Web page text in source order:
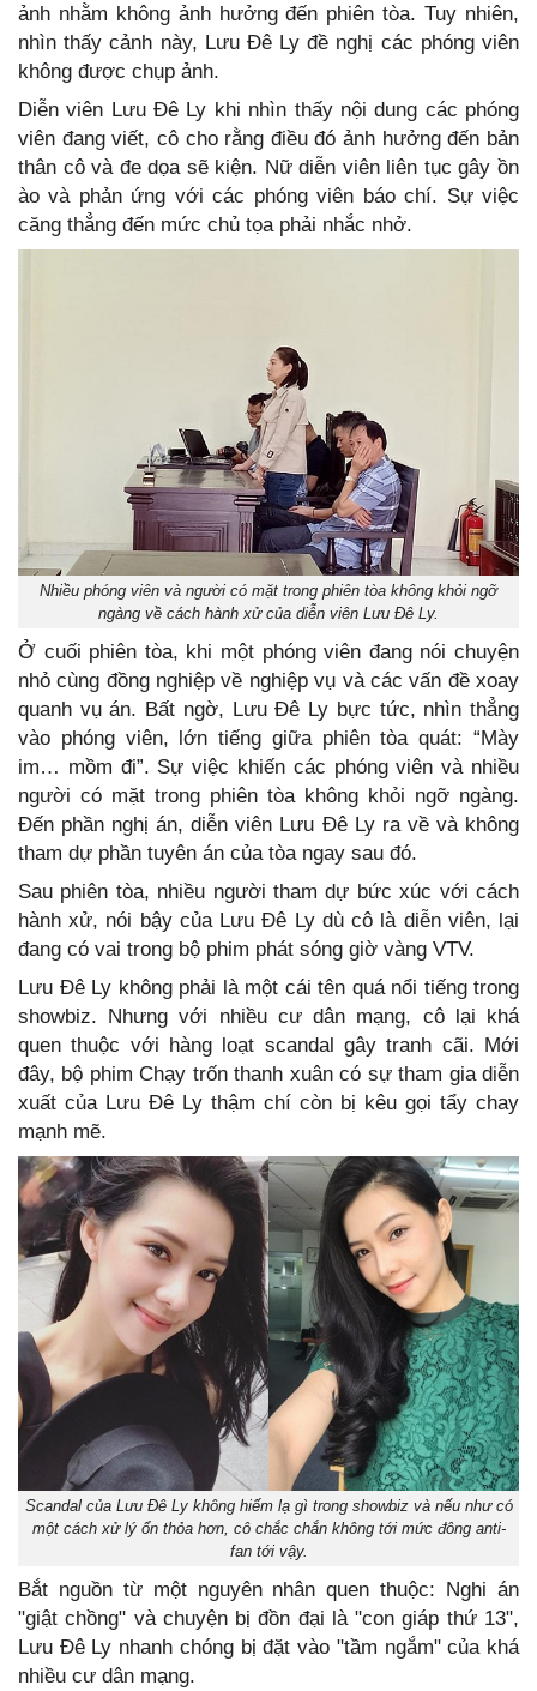
ảnh nhằm không ảnh hưởng đến phiên tòa. Tuy nhiên,
nhìn thấy cảnh này, Lưu Đê Ly đề nghị các phóng viên
không được chụp ảnh.
Diễn viên Lưu Đê Ly khi nhìn thấy nội dung các phóng
viên đang viết, cô cho rằng điều đó ảnh hưởng đến bản
thân cô và đe dọa sẽ kiện. Nữ diễn viên liên tục gây ồn
ào và phản ứng với các phóng viên báo chí. Sự việc
căng thẳng đến mức chủ tọa phải nhắc nhở.
Nhiều phóng viên và người có mặt trong phiên tòa không khỏi ngỡ
ngàng về cách hành xử của diễn viên Lưu Đê Ly.
Ở cuối phiên tòa, khi một phóng viên đang nói chuyện
nhỏ cùng đồng nghiệp về nghiệp vụ và các vấn đề xoay
quanh vụ án. Bất ngờ, Lưu Đê Ly bực tức, nhìn thẳng
vào phóng viên, lớn tiếng giữa phiên tòa quát: “Mày
im… mồm đi”. Sự việc khiến các phóng viên và nhiều
người có mặt trong phiên tòa không khỏi ngỡ ngàng.
Đến phần nghị án, diễn viên Lưu Đê Ly ra về và không
tham dự phần tuyên án của tòa ngay sau đó.
Sau phiên tòa, nhiều người tham dự bức xúc với cách
hành xử, nói bậy của Lưu Đê Ly dù cô là diễn viên, lại
đang có vai trong bộ phim phát sóng giờ vàng VTV.
Lưu Đê Ly không phải là một cái tên quá nổi tiếng trong
showbiz. Nhưng với nhiều cư dân mạng, cô lại khá
quen thuộc với hàng loạt scandal gây tranh cãi. Mới
đây, bộ phim Chạy trốn thanh xuân có sự tham gia diễn
xuất của Lưu Đê Ly thậm chí còn bị kêu gọi tẩy chay
mạnh mẽ.
Scandal của Lưu Đê Ly không hiếm lạ gì trong showbiz và nếu như có
một cách xử lý ổn thỏa hơn, cô chắc chắn không tới mức đông anti-
fan tới vậy.
Bắt nguồn từ một nguyên nhân quen thuộc: Nghi án
"giật chồng" và chuyện bị đồn đại là "con giáp thứ 13",
Lưu Đê Ly nhanh chóng bị đặt vào "tầm ngắm" của khá
nhiều cư dân mạng.